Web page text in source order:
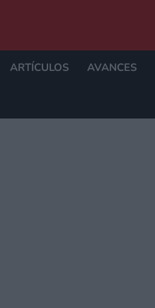
ARTÍCULOS AVANCES